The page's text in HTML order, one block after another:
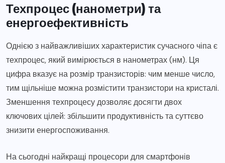
Техпроцес (нанометри) та
енергоефективність
Однією з найважливіших характеристик сучасного чіпа є
техпроцес, який вимірюється в нанометрах (нм). Ця
цифра вказує на розмір транзисторів: чим менше число,
тим щільніше можна розмістити транзистори на кристалі.
Зменшення техпроцесу дозволяє досягти двох
ключових цілей: збільшити продуктивність та суттєво
знизити енергоспоживання.
На сьогодні найкращі процесори для смартфонів